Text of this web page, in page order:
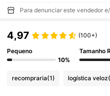
Para denunciar este vendedor
4,97 (100+)
Pequeno
10%
Tamanho
recompraria(1) logística veloz